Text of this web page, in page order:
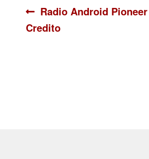
Navegación
de
Anterior:
Radio Android
Credito